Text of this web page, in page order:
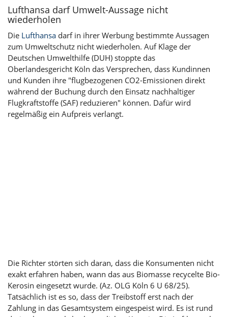
Lufthansa darf Umwelt-Aussage nicht
wiederholen
Die Lufthansa darf in ihrer Werbung bestimmte Aussagen
zum Umweltschutz nicht wiederholen. Auf Klage der
Deutschen Umwelthilfe (DUH) stoppte das
Oberlandesgericht Köln das Versprechen, dass Kundinnen
und Kunden ihre "flugbezogenen CO2-Emissionen direkt
während der Buchung durch den Einsatz nachhaltiger
Flugkraftstoffe (SAF) reduzieren" können. Dafür wird
regelmäßig ein Aufpreis verlangt.
Die Richter störten sich daran, dass die Konsumenten nicht
exakt erfahren haben, wann das aus Biomasse recycelte Bio-
Kerosin eingesetzt wurde. (Az. OLG Köln 6 U 68/25).
Tatsächlich ist es so, dass der Treibstoff erst nach der
Zahlung in das Gesamtsystem eingespeist wird. Es ist rund